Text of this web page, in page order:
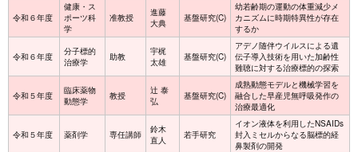
令和６年度
健康・ス
ポーツ科
学
准教授
進藤
大典
基盤研究(C)
幼若齢期の運動の体重減少メ
カニズムに時期特異性が存在
するか
令和６年度
分子標的
治療学
助教
宇梶
太雄
基盤研究(C)
アデノ随伴ウイルスによる遺
伝子導入技術を用いた加齢性
難聴に対する治療標的の探索
令和５年度
臨床薬物
動態学
教授
辻 泰
弘
基盤研究(C)
成熟動態モデルと機械学習を
融合した早産児無呼吸発作の
治療最適化
令和５年度 薬剤学 専任講師
鈴木
直人
若手研究
イオン液体を利用したNSAIDs
封入ミセルからなる脳標的経
鼻製剤の開発